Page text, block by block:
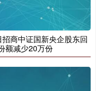
商中证国新央企股东回
额减少20万份